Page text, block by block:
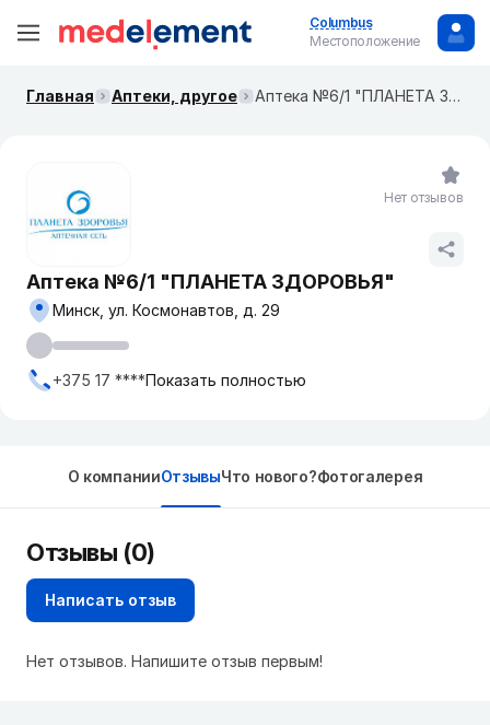
Columbus
Местоположение
Главная Аптеки, другое Аптека №6/1 "ПЛАНЕТА ЗДОРОВЬЯ"
Аптека №6/1 "ПЛАНЕТА ЗДОРОВЬЯ"
Минск, ул. Космонавтов, д. 29
+375 17 ****Показать полностью
Нет отзывов
О компанииОтзывыЧто нового?Фотогалерея
Отзывы (0)
Написать отзыв
Нет отзывов. Напишите отзыв первым!